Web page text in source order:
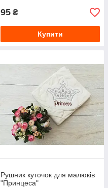
95 ₴
Купити
Рушник куточок для малюків
"Принцеса"